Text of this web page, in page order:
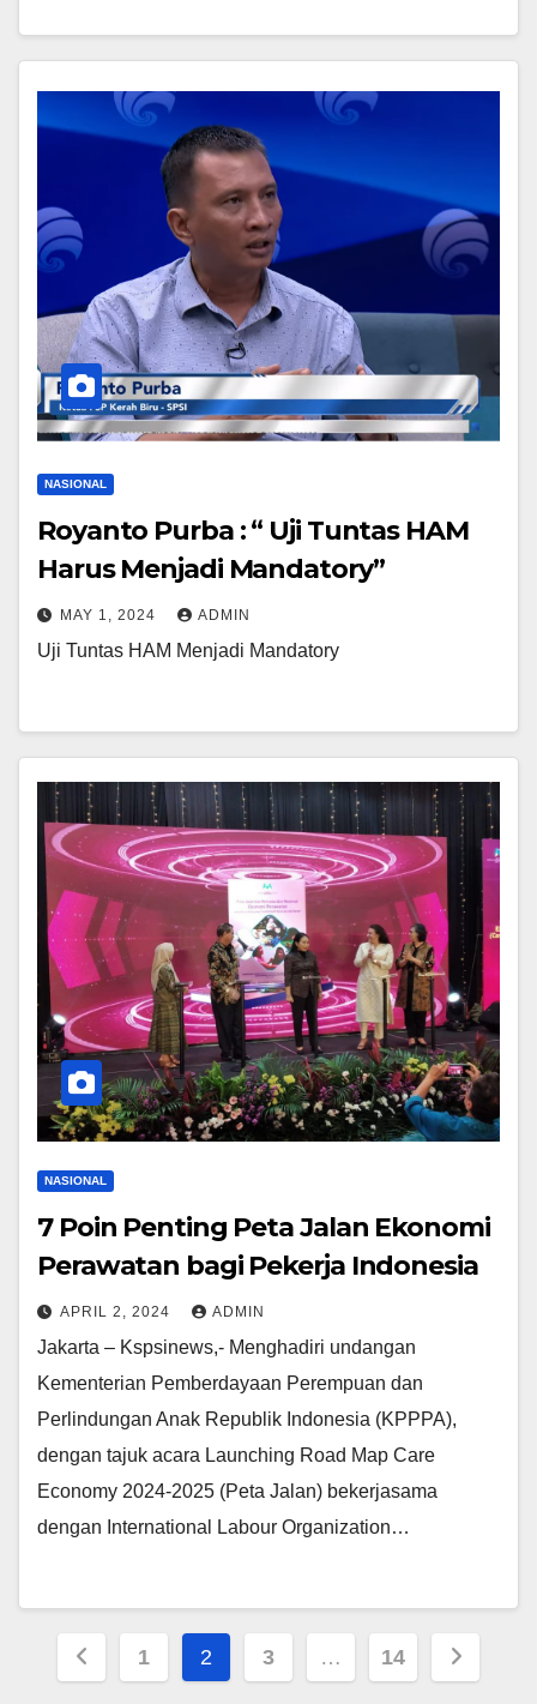
NASIONAL
Royanto Purba : “ Uji Tuntas HAM
Harus Menjadi Mandatory”
MAY 1, 2024 ADMIN
Uji Tuntas HAM Menjadi Mandatory
NASIONAL
7 Poin Penting Peta Jalan Ekonomi
Perawatan bagi Pekerja Indonesia
APRIL 2, 2024 ADMIN
Jakarta – Kspsinews,- Menghadiri undangan
Kementerian Pemberdayaan Perempuan dan
Perlindungan Anak Republik Indonesia (KPPPA),
dengan tajuk acara Launching Road Map Care
Economy 2024-2025 (Peta Jalan) bekerjasama
dengan International Labour Organization…
1 2 3 … 14